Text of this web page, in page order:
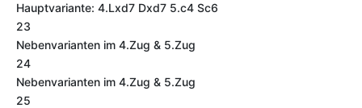
Hauptvariante: 4.Lxd7 Dxd7 5.c4 Sc6
23
Nebenvarianten im 4.Zug & 5.Zug
24
Nebenvarianten im 4.Zug & 5.Zug
25